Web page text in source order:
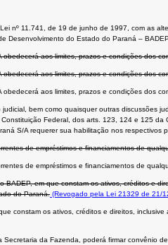
nº 11.741, de 19 de junho de 1997, com as
Desenvolvimento do Estado do Paraná –
obedecerá aos limites, prazos e condições dos
obedecerá aos limites, prazos e condições dos
obedecerá aos limites, prazos e condições dos
bem como quaisquer outras discussões
Federal, dos arts. 123, 124 e 125
S/A requerer sua habilitação nos respectivos
de empréstimos e financiamentos de
de empréstimos e financiamentos de
BADEP, em que constam os ativos, créditos e
do Paraná. (Revogado pela Lei 21329 de 21/
constam os ativos, créditos e direitos,
da Fazenda, poderá firmar convênio